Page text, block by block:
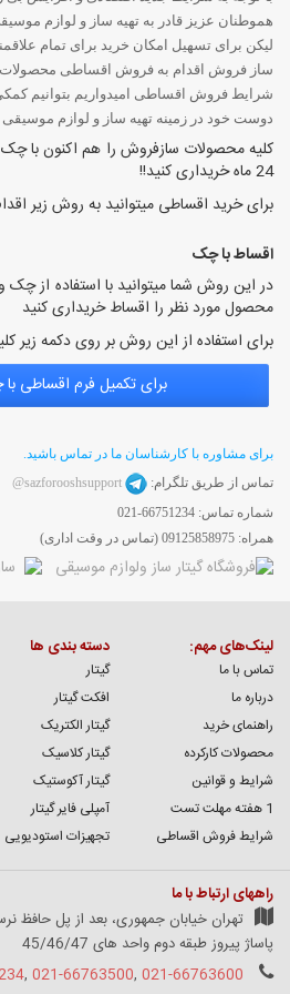
مقاله ها
هموطنان عزیز قادر به تهیه ساز و لوازم
لیکن برای تسهیل امکان خرید برای تمام
ساز فروش اقدام به فروش اقساطی محصولات
شرایط فروش اقساطی امیدواریم بتوانیم
دوست خود در زمینه تهیه ساز و لوازم موسیقی
کلیه محصولات سازفروش را هم اکنون با
24 ماه خریداری کنید!!
برای خرید اقساطی میتوانید به روش زیر
اقساط با چک
در این روش شما میتوانید با استفاده از
محصول مورد نظر را اقساط خریداری کنید
برای استفاده از این روشبر روی دکمه زیر
برای تکمیل فرم اقساطی
برای مشاوره با کارشناسان ما در تماس باشید.
تماس از طریق تلگرام:
شماره تماس: 66751234-021
همراه: 09125858975 (تماس در وقت اداری)
لینک‌های مهم:
تماس با ما
درباره ما
راهنمای خرید
محصولات کارکرده
شرایط و قوانین
1 هفته مهلت تست
شرایط فروش اقساطی
دسته بندی ها
گیتار
افکت گیتار
گیتار الکتریک
گیتار کلاسیک
گیتار آکوستیک
آمپلی فایر گیتار
تجهیزات استودیویی
راههای ارتباط با ما
تهران خیابان جمهوری، بعد از پل حافظ
پاساژ پیروز طبقه دوم واحد های 45/46/47
021-66763600
,
021-66763500
,